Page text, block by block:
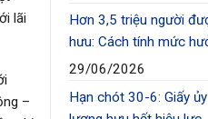
lãi
–
Hơn 3,5 triệu người
hưu: Cách tính mức
29/06/2026
Hạn chót 30-6: Giấy